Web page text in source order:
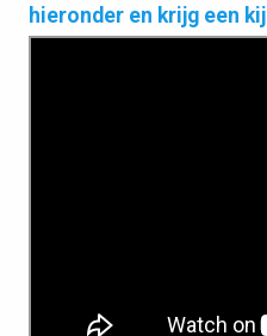
hieronder en krijg een